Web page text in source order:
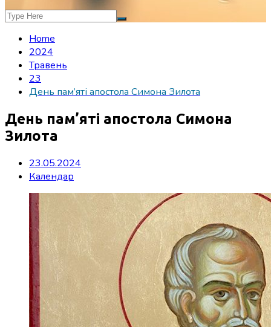
Home
2024
Травень
23
День пам’яті апостола Симона Зилота
День пам’яті апостола Симона
Зилота
23.05.2024
Календар